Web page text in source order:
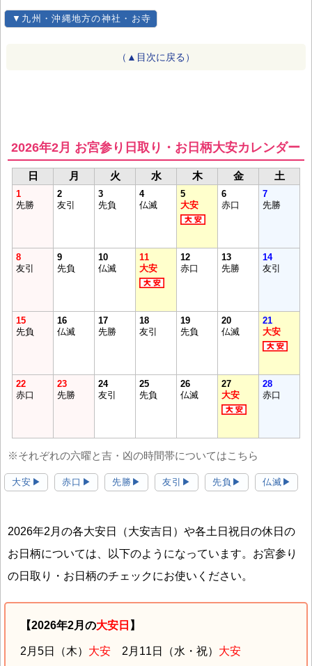
▼九州・沖縄地方の神社・お寺
（▲目次に戻る）
2026年2月 お宮参り日取り・お日柄大安カレンダー
日 月 火 水 木 金 土
1
先勝
2
友引
3
先負
4
仏滅
5
大安
6
赤口
7
先勝
8
友引
9
先負
10
仏滅
11
大安
12
赤口
13
先勝
14
友引
15
先負
16
仏滅
17
先勝
18
友引
19
先負
20
仏滅
21
大安
22
赤口
23
先勝
24
友引
25
先負
26
仏滅
27
大安
28
赤口
※それぞれの六曜と吉・凶の時間帯についてはこちら
大安▶ 赤口▶ 先勝▶ 友引▶ 先負▶ 仏滅▶
2026年2月の各大安日（大安吉日）や各土日祝日の休日の
お日柄については、以下のようになっています。お宮参り
の日取り・お日柄のチェックにお使いください。
【2026年2月の大安日 】
2月5日（木） 大安 2月11日（水・祝） 大安